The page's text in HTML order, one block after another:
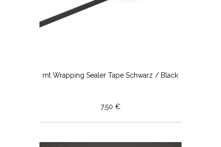
mt Wrapping Sealer Tape Schwarz / Black
7,50 €